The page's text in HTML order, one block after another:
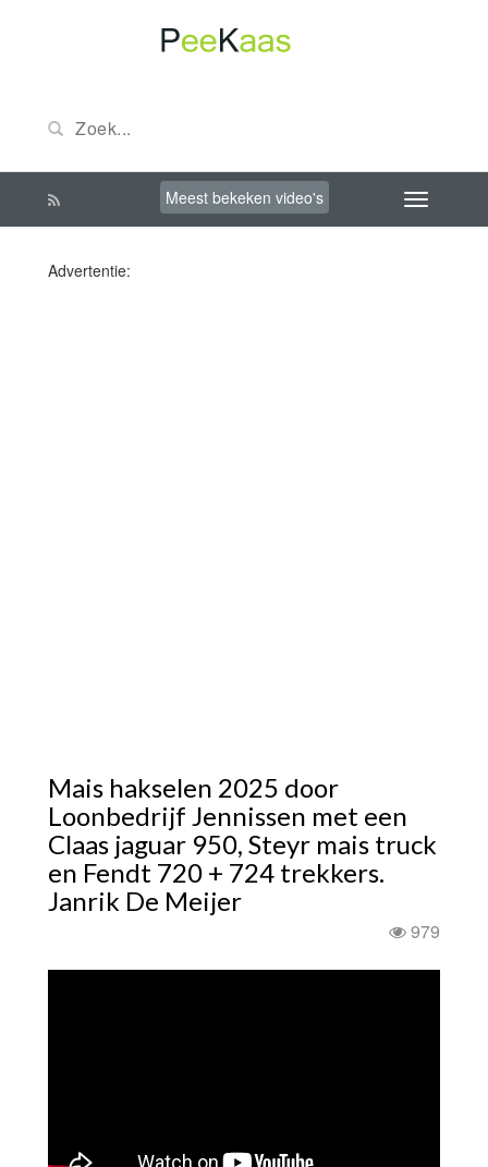
Meest bekeken video's
Advertentie:
Mais hakselen 2025 door
Loonbedrijf Jennissen met een
Claas jaguar 950, Steyr mais truck
en Fendt 720 + 724 trekkers.
Janrik De Meijer
979